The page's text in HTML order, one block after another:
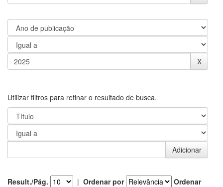
Utilizar filtros para refinar o resultado de busca.
Result./Pág. | Ordenar por
Ordenar